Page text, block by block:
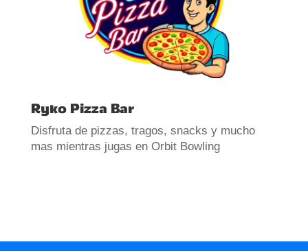
Ryko Pizza Bar
Disfruta de pizzas, tragos, snacks y mucho
mas mientras jugas en Orbit Bowling